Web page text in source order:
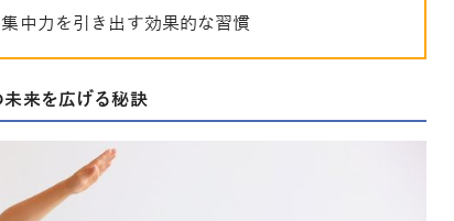
中力を引き出す効果的な習慣
来を広げる秘訣